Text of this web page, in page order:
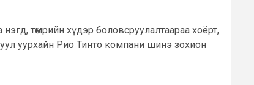
нэгд, төмрийн хүдэр боловсруулалтаараа хоёрт,
уурхайн Рио Тинто компани шинэ зохион